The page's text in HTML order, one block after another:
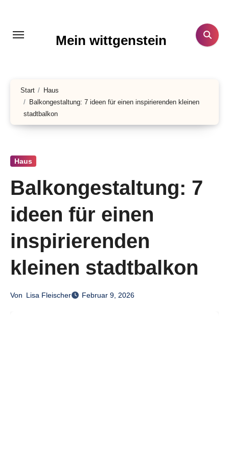
springen
Mein wittgenstein
Start
Haus
Balkongestaltung: 7 ideen für einen inspirierenden kleinen
stadtbalkon
Haus
Balkongestaltung: 7
ideen für einen
inspirierenden
kleinen stadtbalkon
Von Lisa Fleischer Februar 9, 2026